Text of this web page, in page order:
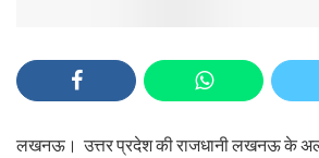
लखनऊ। उत्तर प्रदेश की राजधानी लखनऊ के